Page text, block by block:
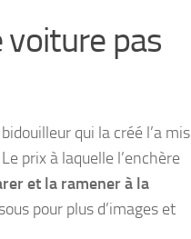
voiture pas
qui la créé l’a mis
prix à laquelle l’enchère
et la ramener à la
pour plus d’images et